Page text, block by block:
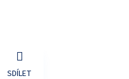
SDÍLET